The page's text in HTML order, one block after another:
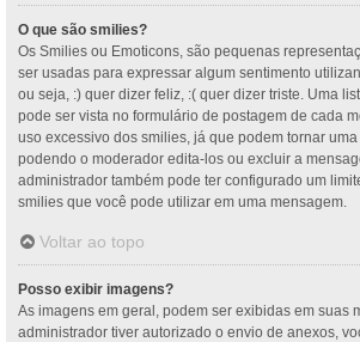
O que são smilies?
Os Smilies ou Emoticons, são pequenas
ser usadas para expressar algum sentimento
ou seja, :) quer dizer feliz, :( quer dizer triste. Uma
pode ser vista no formulário de postagem de cada
uso excessivo dos smilies, já que podem tornar
podendo o moderador edita-los ou excluir a
administrador também pode ter configurado um
smilies que você pode utilizar em uma mensagem.
Voltar ao topo
Posso exibir imagens?
As imagens em geral, podem ser exibidas em suas
administrador tiver autorizado o envio de anexos,